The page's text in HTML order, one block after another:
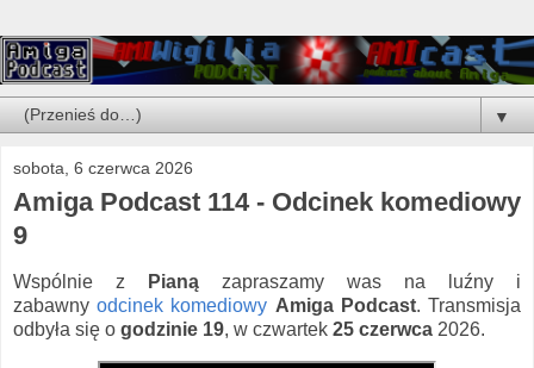
▼
sobota, 6 czerwca 2026
Amiga Podcast 114 - Odcinek komediowy
9
Wspólnie z Pianą zapraszamy was na luźny i
zabawnyodcinek komediowy Amiga Podcast. Transmisja
odbyła się o godzinie 19, w czwartek 25 czerwca 2026.